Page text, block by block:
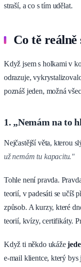
straší, a co s tím udělat.
Co tě
Když jsem s holkami v
odrazuje,
poznáš jeden, možná
1. „Nemám na to
Nejčastější věta, kterou
už nemám tu kapacitu."
Tohle není pravda.
teorií, v padesáti se učíš
způsob. A kurzy, které
teorií, kvízy, certifikáty.
Když ti někdo ukáže
e-mail klientce, který bys